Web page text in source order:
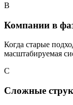
B
Компании в
Когда старые
масштабируемая
C
Сложные